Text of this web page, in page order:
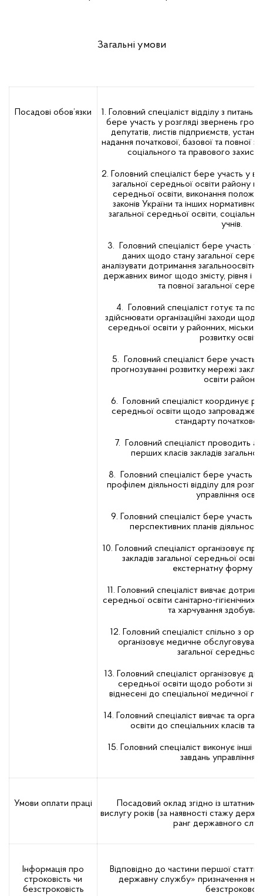
Загальні умови
Посадові обов’язки
1. Головний спеціаліст відділу з питань
бере участь у розгляді звернень
депутатів, листів підприємств,
надання початкової, базової та повної
соціального та правового
2. Головний спеціаліст бере участь у
загальної середньої освіти району
середньої освіти, виконання
законів України та інших нормативно-
загальної середньої освіти,
учнів.
3. Головний спеціаліст бере участь у
даних щодо стану загальної
аналізувати дотримання
державних вимог щодо змісту, рівня і
та повної загальної
4. Головний спеціаліст готує та
здійснювати організаційні заходи щодо
середньої освіти у районних,
розвитку
5. Головний спеціаліст бере участь
прогнозуванні розвитку мережі
освіти району.
6. Головний спеціаліст координує
середньої освіти щодо
стандарту початкової
7. Головний спеціаліст проводить
перших класів закладів
8. Головний спеціаліст бере участь у
профілем діяльності відділу для
управління
9. Головний спеціаліст бере участь у
перспективних планів діяльності
10. Головний спеціаліст організовує
закладів загальної середньої
екстернатну форму
11. Головний спеціаліст вивчає
середньої освіти санітарно-гігієнічних
та харчування
12. Головний спеціаліст спільно з
організовує медичне
загальної середньої
13. Головний спеціаліст організовує
середньої освіти щодо роботи зі
віднесені до спеціальної медичної
14. Головний спеціаліст вивчає та
освіти до спеціальних класів та
15. Головний спеціаліст виконує інші
завдань управління
Умови оплати праці
Посадовий оклад згідно із штатним
вислугу років (за наявності стажу
ранг державного
Інформація про
строковість чи
безстроковість
Відповідно до частини першої
державну службу» призначення на
безстроково.